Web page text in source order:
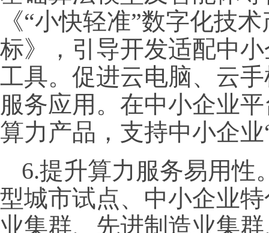
《“小快轻准”数字化技
标》，引导开发适配中
工具。促进云电脑、云
服务应用。在中小企业
算力产品，支持中小企
6.提升算力服务易用性
型城市试点、中小企业
业集群、先进制造业集